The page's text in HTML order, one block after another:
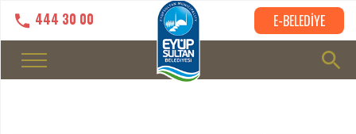
444 30 00 E-BELEDİYE